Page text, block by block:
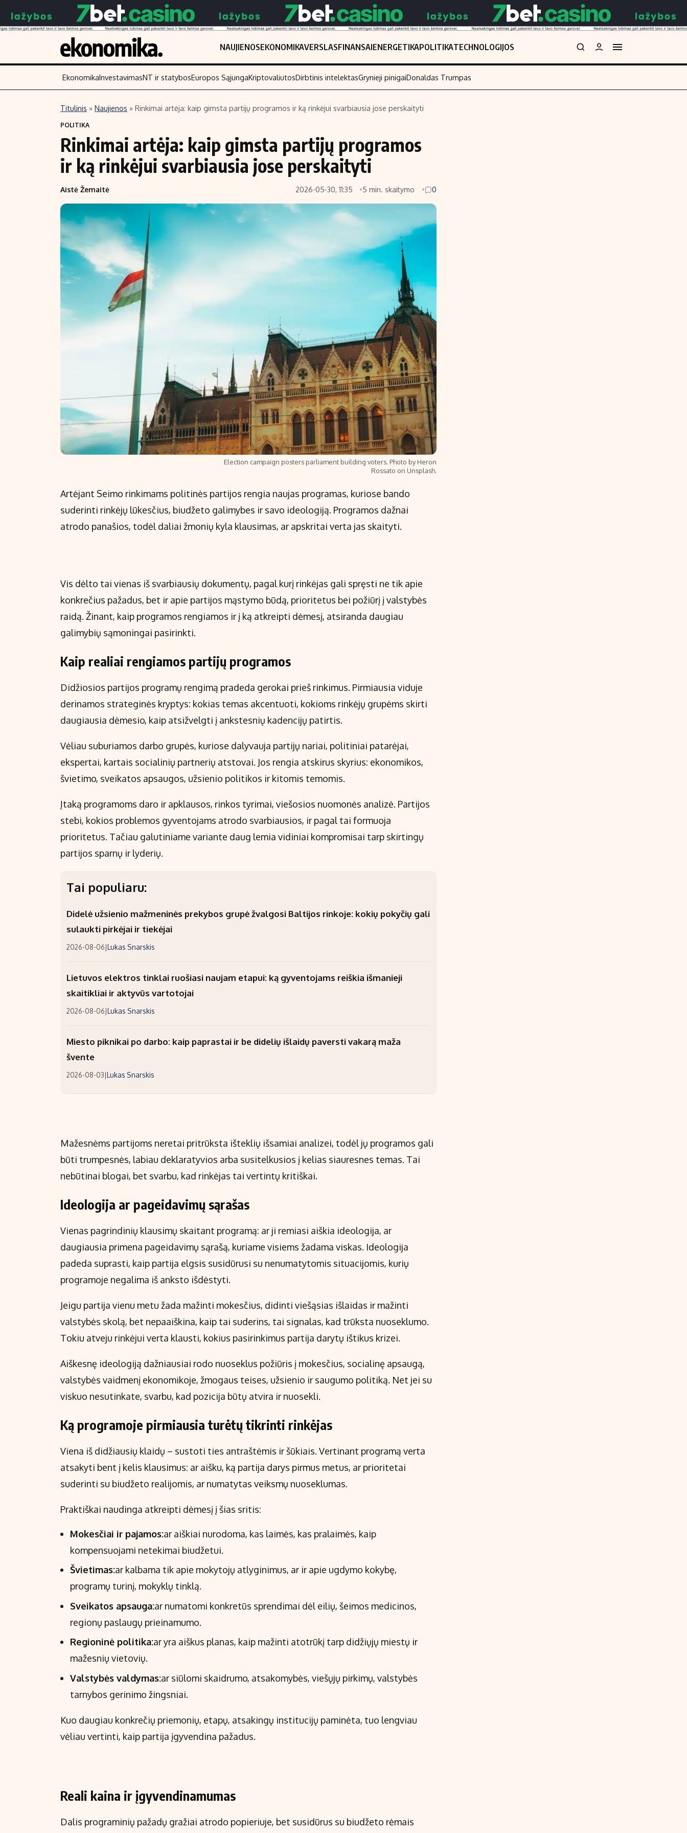
NAUJIENOSEKONOMIKAVERSLASFINANSAIENERGETIKAPOLITIKATECHNOLOGIJOS
Turinys
Naujienos
Aplinka
Verslas
Energetika
Ekonomika
Politika
NT ir statybos
Finansai
Įmonės
Žemės ūkis
Laisvalaikis
Investavimas
Akcijų rinka
Saulės elektrinės
Kriptovaliutos
Infliacija
Nedarbo išmokos skaičiuoklė
Būsto finansai
Įdomios naujienos
EkonomikaInvestavimasNT ir statybosEuropos SąjungaKriptovaliutosDirbtinis intelektasGrynieji pinigaiDonaldas Trumpas
Titulinis » Naujienos » Rinkimai artėja: kaip gimsta partijų programos ir ką rinkėjui svarbiausia jose perskaityti
POLITIKA
Rinkimai artėja: kaip gimsta partijų programos
ir ką rinkėjui svarbiausia jose perskaityti
Aistė Žemaitė 2026-05-30, 11:35 5 min. skaitymo 0
Election campaign posters parliament building voters. Photo by Heron
Rossato on Unsplash.
Artėjant Seimo rinkimams politinės partijos rengia naujas programas, kuriose bando
suderinti rinkėjų lūkesčius, biudžeto galimybes ir savo ideologiją. Programos dažnai
atrodo panašios, todėl daliai žmonių kyla klausimas, ar apskritai verta jas skaityti.
Vis dėlto tai vienas iš svarbiausių dokumentų, pagal kurį rinkėjas gali spręsti ne tik apie
konkrečius pažadus, bet ir apie partijos mąstymo būdą, prioritetus bei požiūrį į valstybės
raidą. Žinant, kaip programos rengiamos ir į ką atkreipti dėmesį, atsiranda daugiau
galimybių sąmoningai pasirinkti.
Kaip realiai rengiamos partijų programos
Didžiosios partijos programų rengimą pradeda gerokai prieš rinkimus. Pirmiausia viduje
derinamos strateginės kryptys: kokias temas akcentuoti, kokioms rinkėjų grupėms skirti
daugiausia dėmesio, kaip atsižvelgti į ankstesnių kadencijų patirtis.
Vėliau suburiamos darbo grupės, kuriose dalyvauja partijų nariai, politiniai patarėjai,
ekspertai, kartais socialinių partnerių atstovai. Jos rengia atskirus skyrius: ekonomikos,
švietimo, sveikatos apsaugos, užsienio politikos ir kitomis temomis.
Įtaką programoms daro ir apklausos, rinkos tyrimai, viešosios nuomonės analizė. Partijos
stebi, kokios problemos gyventojams atrodo svarbiausios, ir pagal tai formuoja
prioritetus. Tačiau galutiniame variante daug lemia vidiniai kompromisai tarp skirtingų
partijos sparnų ir lyderių.
Tai populiaru:
Didelė užsienio mažmeninės prekybos grupė žvalgosi Baltijos rinkoje: kokių pokyčių gali
sulaukti pirkėjai ir tiekėjai
2026-08-06|Lukas Snarskis
Lietuvos elektros tinklai ruošiasi naujam etapui: ką gyventojams reiškia išmanieji
skaitikliai ir aktyvūs vartotojai
2026-08-06|Lukas Snarskis
Miesto piknikai po darbo: kaip paprastai ir be didelių išlaidų paversti vakarą maža
švente
2026-08-03|Lukas Snarskis
Mažesnėms partijoms neretai pritrūksta išteklių išsamiai analizei, todėl jų programos gali
būti trumpesnės, labiau deklaratyvios arba susitelkusios į kelias siauresnes temas. Tai
nebūtinai blogai, bet svarbu, kad rinkėjas tai vertintų kritiškai.
Ideologija ar pageidavimų sąrašas
Vienas pagrindinių klausimų skaitant programą: ar ji remiasi aiškia ideologija, ar
daugiausia primena pageidavimų sąrašą, kuriame visiems žadama viskas. Ideologija
padeda suprasti, kaip partija elgsis susidūrusi su nenumatytomis situacijomis, kurių
programoje negalima iš anksto išdėstyti.
Jeigu partija vienu metu žada mažinti mokesčius, didinti viešąsias išlaidas ir mažinti
valstybės skolą, bet nepaaiškina, kaip tai suderins, tai signalas, kad trūksta nuoseklumo.
Tokiu atveju rinkėjui verta klausti, kokius pasirinkimus partija darytų ištikus krizei.
Aiškesnę ideologiją dažniausiai rodo nuoseklus požiūris į mokesčius, socialinę apsaugą,
valstybės vaidmenį ekonomikoje, žmogaus teises, užsienio ir saugumo politiką. Net jei su
viskuo nesutinkate, svarbu, kad pozicija būtų atvira ir nuosekli.
Ką programoje pirmiausia turėtų tikrinti rinkėjas
Viena iš didžiausių klaidų – sustoti ties antraštėmis ir šūkiais. Vertinant programą verta
atsakyti bent į kelis klausimus: ar aišku, ką partija darys pirmus metus, ar prioritetai
suderinti su biudžeto realijomis, ar numatytas veiksmų nuoseklumas.
Praktiškai naudinga atkreipti dėmesį į šias sritis:
Mokesčiai ir pajamos:ar aiškiai nurodoma, kas laimės, kas pralaimės, kaip
kompensuojami netekimai biudžetui.
Švietimas:ar kalbama tik apie mokytojų atlyginimus, ar ir apie ugdymo kokybę,
programų turinį, mokyklų tinklą.
Sveikatos apsauga:ar numatomi konkretūs sprendimai dėl eilių, šeimos medicinos,
regionų paslaugų prieinamumo.
Regioninė politika:ar yra aiškus planas, kaip mažinti atotrūkį tarp didžiųjų miestų ir
mažesnių vietovių.
Valstybės valdymas:ar siūlomi skaidrumo, atsakomybės, viešųjų pirkimų, valstybės
tarnybos gerinimo žingsniai.
Kuo daugiau konkrečių priemonių, etapų, atsakingų institucijų paminėta, tuo lengviau
vėliau vertinti, kaip partija įgyvendina pažadus.
Reali kaina ir įgyvendinamumas
Dalis programinių pažadų gražiai atrodo popieriuje, bet susidūrus su biudžeto rėmais